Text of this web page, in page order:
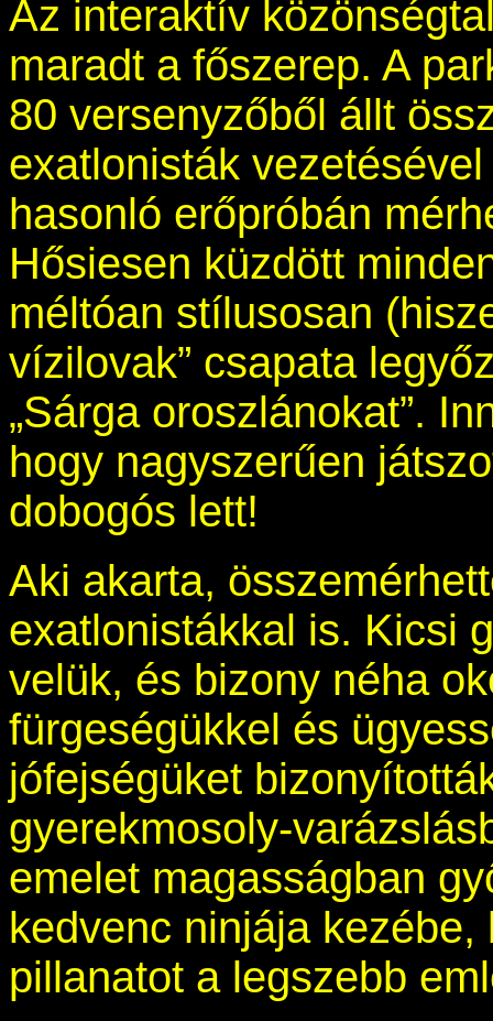
Az interaktív
maradt a főszerep. A
80 versenyzőből állt
exatlonisták
hasonló erőpróbán
Hősiesen küzdött
méltóan stílusosan
vízilovak” csapata
„Sárga oroszlánokat”.
hogy nagyszerűen
dobogós lett!
Aki akarta,
exatlonistákkal is. Kicsi
velük, és bizony néha
fürgeségükkel és
jófejségüket
gyerekmosoly-
emelet magasságban
kedvenc ninjája
pillanatot a legszebb